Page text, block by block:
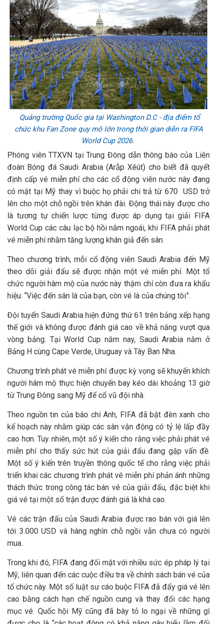
Quảng trường Quốc gia tại Washington D.C - địa điểm tổ
chức khu Fan Zone quy mô lớn trong thời gian diễn ra FIFA
World Cup 2026.
Phóng viên TTXVN tại Trung Đông dẫn thông báo của Liên
đoàn Bóng đá Saudi Arabia (Arập Xêút) cho biết đã quyết
định cấp vé miễn phí cho các cổ động viên nước này đang
có mặt tại Mỹ thay vì buộc họ phải chi trả từ 670 USD trở
lên cho một chỗ ngồi trên khán đài. Động thái này được cho
là tương tự chiến lược từng được áp dụng tại giải FIFA
World Cup các câu lạc bộ hồi năm ngoái, khi FIFA phải phát
vé miễn phí nhằm tăng lượng khán giả đến sân.
Theo chương trình, mỗi cổ động viên Saudi Arabia đến Mỹ
theo dõi giải đấu sẽ được nhận một vé miễn phí. Một tổ
chức người hâm mộ của nước này thậm chí còn đưa ra khẩu
hiệu: “Việc đến sân là của bạn, còn vé là của chúng tôi”.
Đội tuyển Saudi Arabia hiện đứng thứ 61 trên bảng xếp hạng
thế giới và không được đánh giá cao về khả năng vượt qua
vòng bảng. Tại World Cup năm nay, Saudi Arabia nằm ở
Bảng H cùng Cape Verde, Uruguay và Tây Ban Nha.
Chương trình phát vé miễn phí được kỳ vọng sẽ khuyến khích
người hâm mộ thực hiện chuyến bay kéo dài khoảng 13 giờ
từ Trung Đông sang Mỹ để cổ vũ đội nhà.
Theo nguồn tin của báo chí Anh, FIFA đã bật đèn xanh cho
kế hoạch này nhằm giúp các sân vận động có tỷ lệ lấp đầy
cao hơn. Tuy nhiên, một số ý kiến cho rằng việc phải phát vé
miễn phí cho thấy sức hút của giải đấu đang gặp vấn đề.
Một số ý kiến trên truyền thông quốc tế cho rằng việc phải
triển khai các chương trình phát vé miễn phí phản ánh những
thách thức trong công tác bán vé của giải đấu, đặc biệt khi
giá vé tại một số trận được đánh giá là khá cao.
Vé các trận đấu của Saudi Arabia được rao bán với giá lên
tới 3.000 USD và hàng nghìn chỗ ngồi vẫn chưa có người
mua.
Trong khi đó, FIFA đang đối mặt với nhiều sức ép pháp lý tại
Mỹ, liên quan đến các cuộc điều tra về chính sách bán vé của
tổ chức này. Một số luật sư cáo buộc FIFA đã đẩy giá vé lên
cao bằng cách hạn chế nguồn cung và thay đổi các hạng
mục vé. Quốc hội Mỹ cũng đã bày tỏ lo ngại về những gì